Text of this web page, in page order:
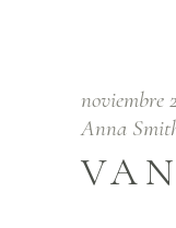
noviembre
Anna